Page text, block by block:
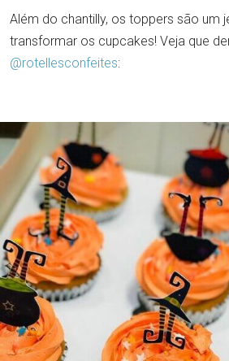
Além do chantilly, os toppers são um
transformar os cupcakes! Veja que
@rotellesconfeites: